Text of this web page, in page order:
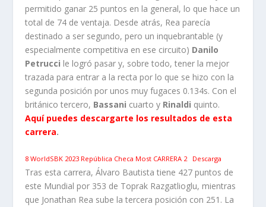
permitido ganar 25 puntos en la general, lo que hace un
total de 74 de ventaja. Desde atrás, Rea parecía
destinado a ser segundo, pero un inquebrantable (y
especialmente competitiva en ese circuito) Danilo
Petrucci le logró pasar y, sobre todo, tener la mejor
trazada para entrar a la recta por lo que se hizo con la
segunda posición por unos muy fugaces 0.134s. Con el
británico tercero, Bassani cuarto y Rinaldi quinto.
Aquí puedes descargarte los resultados de esta
carrera.
8 WorldSBK 2023 República Checa Most CARRERA 2 Descarga
Tras esta carrera, Álvaro Bautista tiene 427 puntos de
este Mundial por 353 de Toprak Razgatlioglu, mientras
que Jonathan Rea sube la tercera posición con 251. La